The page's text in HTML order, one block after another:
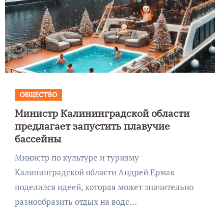
ОБЩЕСТВО
Министр Калининградской области
предлагает запустить плавучие
бассейны
Министр по культуре и туризму
Калининградской области Андрей Ермак
поделился идеей, которая может значительно
разнообразить отдых на воде…